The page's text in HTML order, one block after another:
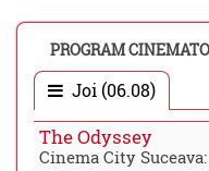
PROGRAM
Joi (06.08)
The Odyssey
Cinema City Suceava: